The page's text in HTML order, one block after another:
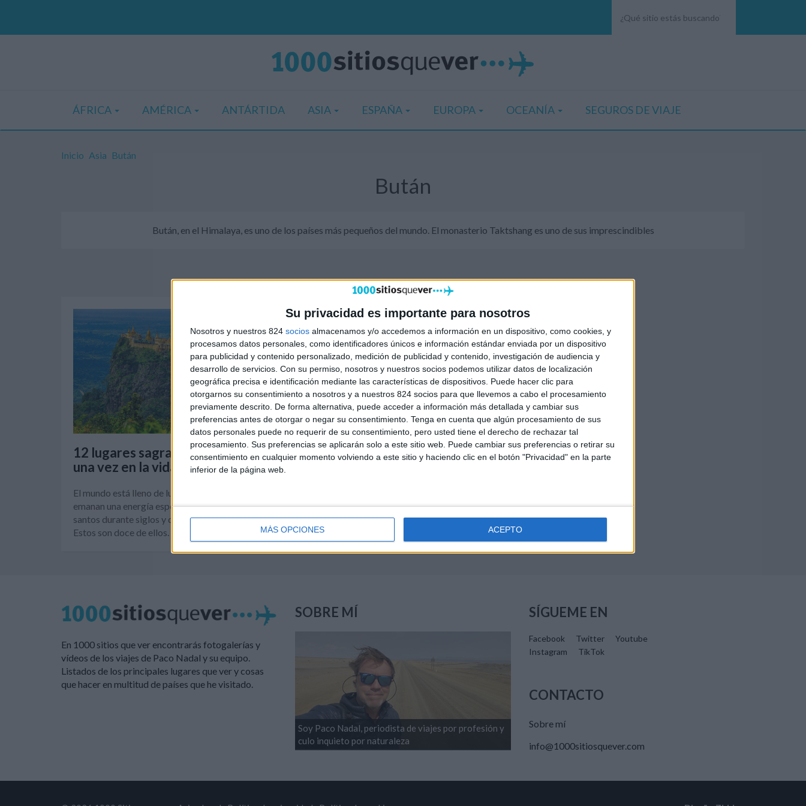
Su privacidad es importante para nosotros
Nosotros y nuestros 824 socios almacenamos y/o accedemos a información en un dispositivo, como cookies, y
procesamos datos personales, como identificadores únicos e información estándar enviada por un dispositivo
para publicidad y contenido personalizado, medición de publicidad y contenido, investigación de audiencia y
desarrollo de servicios. Con su permiso, nosotros y nuestros socios podemos utilizar datos de localización
geográfica precisa e identificación mediante las características de dispositivos. Puede hacer clic para
otorgarnos su consentimiento a nosotros y a nuestros 824 socios para que llevemos a cabo el procesamiento
previamente descrito. De forma alternativa, puede acceder a información más detallada y cambiar sus
preferencias antes de otorgar o negar su consentimiento. Tenga en cuenta que algún procesamiento de sus
datos personales puede no requerir de su consentimiento, pero usted tiene el derecho de rechazar tal
procesamiento. Sus preferencias se aplicarán solo a este sitio web. Puede cambiar sus preferencias o retirar su
consentimiento en cualquier momento volviendo a este sitio y haciendo clic en el botón "Privacidad" en la parte
inferior de la página web.
MÁS OPCIONES ACEPTO
ÁFRICA AMÉRICA ANTÁRTIDA ASIA ESPAÑA EUROPA OCEANÍA SEGUROS DE VIAJE
Inicio Asia Bután
Bután
Bután, en el Himalaya, es uno de los países más pequeños del mundo. El monasterio Taktshang es uno de sus imprescindibles
12 lugares sagrados para visitar
una vez en la vida
El mundo está lleno de lugares sagrados que
emanan una energí­a especial porque han sido
santos durante siglos y durante generaciones.
Estos son doce de ellos.
En 1000 sitios que ver encontrarás fotogalerías y
vídeos de los viajes de Paco Nadal y su equipo.
Listados de los principales lugares que ver y cosas
que hacer en multitud de países que he visitado.
SOBRE MÍ
Soy Paco Nadal, periodista de viajes por profesión y
culo inquieto por naturaleza
SÍGUEME EN
Facebook Twitter
Youtube
Instagram
TikTok
CONTACTO
Sobre mí
info@1000sitiosquever.com